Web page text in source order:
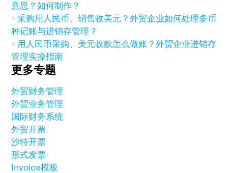
意思？如何制作？
采购用人民币、销售收美元？外贸企业如何处理多币
种记账与进销存管理？
用人民币采购、美元收款怎么做账？外贸企业进销存
管理实操指南
更多专题
外贸财务管理
外贸业务管理
国际财务系统
外贸开票
沙特开票
形式发票
Invoice模板